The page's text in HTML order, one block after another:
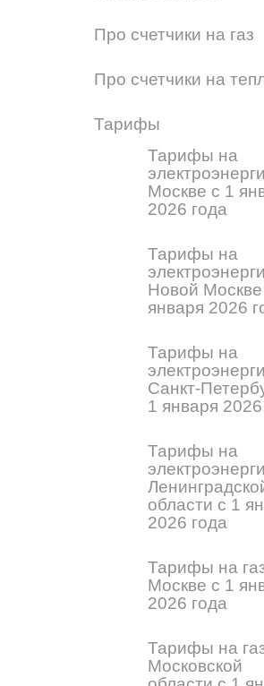
Про счетчики на газ
Про счетчики на
Тарифы
Тарифы на
Москве с 1
2026 года
Тарифы на
Новой Москве
января 2026
Тарифы на
Санкт-
1 января 2026
Тарифы на
области с 1
2026 года
Тарифы на
Москве с 1
2026 года
Тарифы на
Московской